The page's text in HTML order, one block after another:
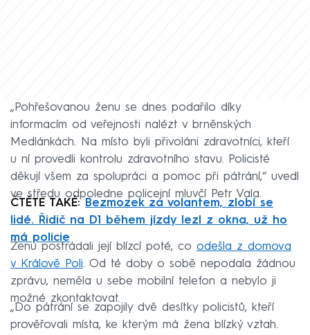
„Pohřešovanou ženu se dnes podařilo díky
informacím od veřejnosti nalézt v brněnských
Medlánkách. Na místo byli přivoláni zdravotníci, kteří
u ní provedli kontrolu zdravotního stavu. Policisté
děkují všem za spolupráci a pomoc při pátrání,“ uvedl
ve středu odpoledne policejní mluvčí Petr Vala.
ČTĚTE TAKÉ: Bezmozek za volantem, zlobí se
lidé. Řidič na D1 během jízdy lezl z okna, už ho
má policie
Ženu postrádali její blízcí poté, co odešla z domova
v Králově Poli. Od té doby o sobě nepodala žádnou
zprávu, neměla u sebe mobilní telefon a nebylo ji
možné zkontaktovat.
„Do pátrání se zapojily dvě desítky policistů, kteří
prověřovali místa, ke kterým má žena blízký vztah.